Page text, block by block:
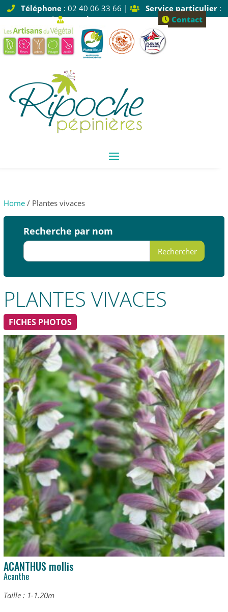
Téléphone: 02 40 06 33 66 | Service particulier:
Tapez 1 |
Service pro: Tapez 2 Contact
Home/ Plantes vivaces
Recherche par nom
Rechercher
Plantes vivaces
FICHES PHOTOS
ACANTHUS mollis
Acanthe
Taille : 1-1.20m